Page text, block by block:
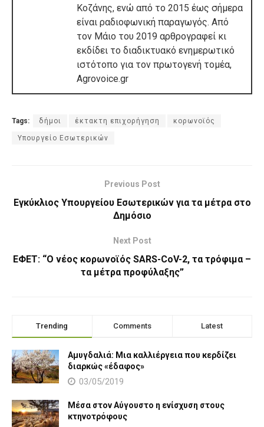
Κοζάνης, ενώ από το 2015 έως σήμερα
είναι ραδιοφωνική παραγωγός. Από
τον Μάιο του 2019 αρθρογραφεί κι
εκδίδει το διαδικτυακό ενημερωτικό
ιστότοπο για τον πρωτογενή τομέα,
Agrovoice.gr
Tags: δήμοι έκτακτη επιχορήγηση κορωνοϊός
Υπουργείο Εσωτερικών
Previous Post
Εγκύκλιος Υπουργείου Εσωτερικών για τα μέτρα στο
Δημόσιο
Next Post
ΕΦΕΤ: “Ο νέος κορωνοϊός SARS-CoV-2, τα τρόφιμα –
τα μέτρα προφύλαξης”
Trending Comments Latest
Αμυγδαλιά: Μια καλλιέργεια που κερδίζει
διαρκώς «έδαφος»
03/05/2019
Μέσα στον Αύγουστο η ενίσχυση στους
κτηνοτρόφους